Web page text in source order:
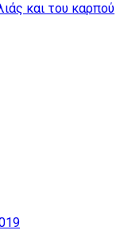
και του καρπού